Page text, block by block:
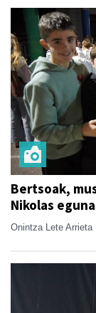
Bertsoak,
Nikolas
Onintza Lete Arrieta